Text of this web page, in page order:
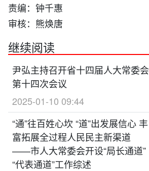
责编：钟千惠
审核：熊焕唐
继续阅读
尹弘主持召开省十四届人大常委会
第十四次会议
2025-01-10 09:44
“通”往百姓心坎 “道”出发展信心 丰
富拓展全过程人民民主新渠道
——市人大常委会开设“局长通道”
“代表通道”工作综述